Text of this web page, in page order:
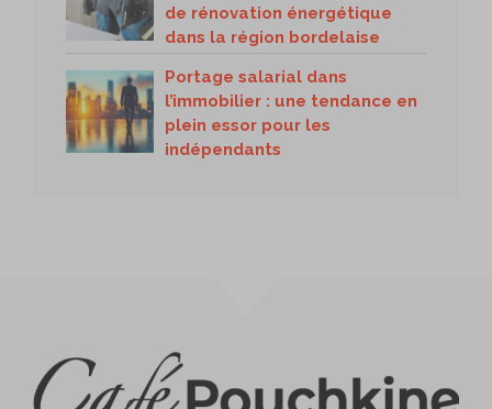
de rénovation énergétique
dans la région bordelaise
Portage salarial dans
l’immobilier : une tendance en
plein essor pour les
indépendants